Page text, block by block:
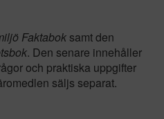
Faktabok samt den
. Den senare innehåller
och praktiska uppgifter
säljs separat.